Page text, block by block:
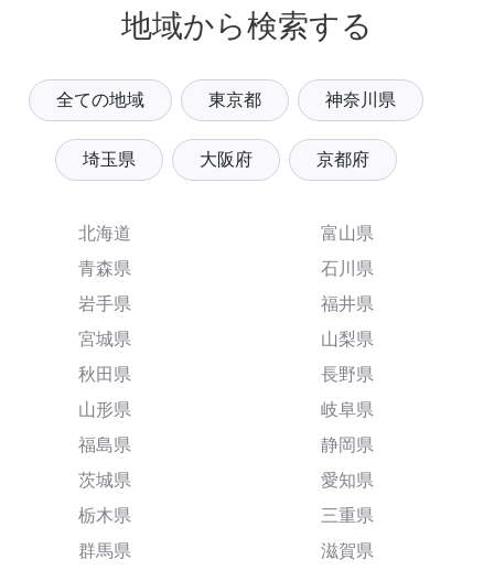
地域から検索する
全ての地域 東京都 神奈川県
埼玉県 大阪府 京都府
北海道
青森県
岩手県
宮城県
秋田県
山形県
福島県
茨城県
栃木県
群馬県
富山県
石川県
福井県
山梨県
長野県
岐阜県
静岡県
愛知県
三重県
滋賀県